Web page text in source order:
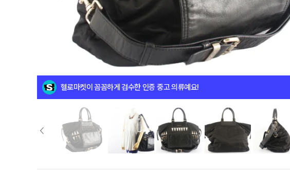
헬로마켓이 꼼꼼하게 검수한 인증 중고 의류예요!